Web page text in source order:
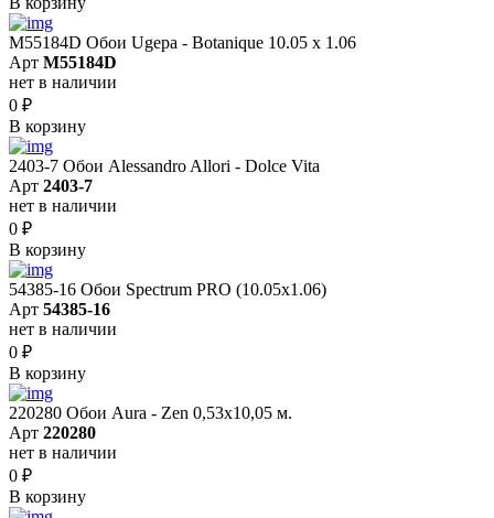
M55184D Обои Ugepa - Botanique 10.05 х 1.06
Арт M55184D
нет в наличии
0 ₽
В корзину
2403-7 Обои Alessandro Allori - Dolce Vita
Арт 2403-7
нет в наличии
0 ₽
В корзину
54385-16 Обои Spectrum PRO (10.05х1.06)
Арт 54385-16
нет в наличии
0 ₽
В корзину
220280 Обои Aura - Zen 0,53х10,05 м.
Арт 220280
нет в наличии
0 ₽
В корзину